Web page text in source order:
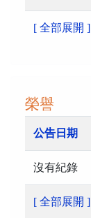
[ 全部展開 ]
榮譽
公告日期
沒有紀錄
[ 全部展開 ]